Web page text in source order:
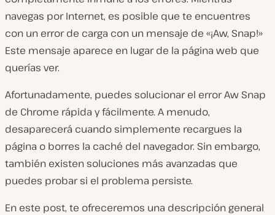
navegas por Internet, es posible que te encuentres
con un error de carga con un mensaje de «¡Aw, Snap!»
Este mensaje aparece en lugar de la página web que
querías ver.
Afortunadamente, puedes solucionar el error Aw Snap
de Chrome rápida y fácilmente. A menudo,
desaparecerá cuando simplemente recargues la
página o borres la caché del navegador. Sin embargo,
también existen soluciones más avanzadas que
puedes probar si el problema persiste.
En este post, te ofreceremos una descripción general